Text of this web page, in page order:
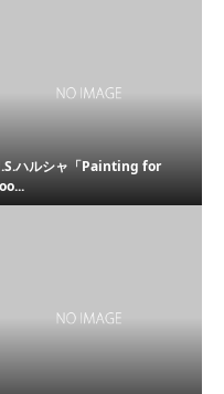
ハルシャ「Painting for